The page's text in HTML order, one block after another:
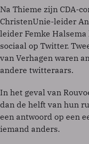
Na Thieme zijn CDA-
ChristenUnie-leider
leider Femke
sociaal op Twitter.
van Verhagen waren
andere twitteraars.
In het geval van
dan de helft van hun
een antwoord op een
iemand anders.